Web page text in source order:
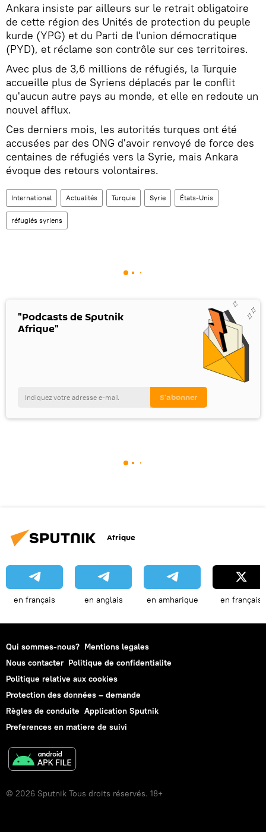
Ankara insiste par ailleurs sur le retrait obligatoire
de cette région des Unités de protection du peuple
kurde (YPG) et du Parti de l'union démocratique
(PYD), et réclame son contrôle sur ces territoires.
Avec plus de 3,6 millions de réfugiés, la Turquie
accueille plus de Syriens déplacés par le conflit
qu'aucun autre pays au monde, et elle en redoute un
nouvel afflux.
Ces derniers mois, les autorités turques ont été
accusées par des ONG d'avoir renvoyé de force des
centaines de réfugiés vers la Syrie, mais Ankara
évoque des retours volontaires.
International Actualités Turquie Syrie États-Unis
réfugiés syriens
"Podcasts de Sputnik
Afrique"
Afrique
en français en anglais en amharique en français
Qui sommes-nous? Mentions legales
Nous contacter Politique de confidentialite
Politique relative aux cookies
Protection des données – demande
Règles de conduite Application Sputnik
Preferences en matiere de suivi
© 2026 Sputnik Tous droits réservés. 18+